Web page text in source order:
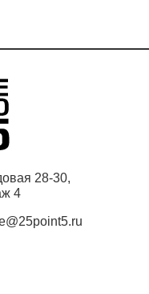
28-30,
4